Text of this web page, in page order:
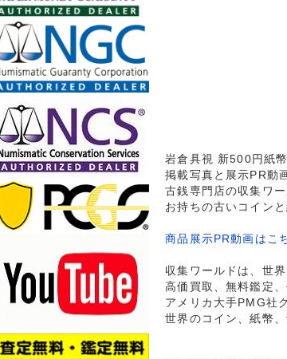
岩倉具視 新500円紙
掲載写真と展示PR動
古銭専門店の収集ワ
お持ちの古いコイン
商品展示PR動画はこ
収集ワールドは、世
高価買取、無料鑑定
アメリカ大手PMG社
世界のコイン、紙幣